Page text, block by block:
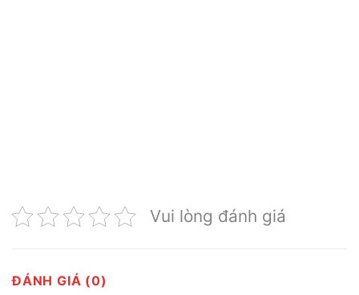
Vui lòng đánh giá
ĐÁNH GIÁ (0)